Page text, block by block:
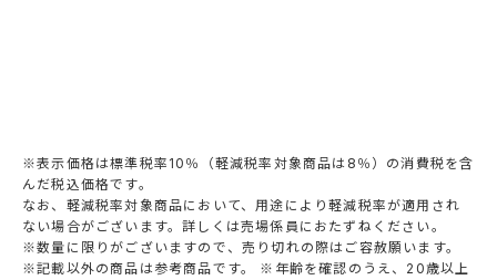
※表示価格は標準税率10％（軽減税率対象商品は8％）の消費税を含
んだ税込価格です。
なお、軽減税率対象商品において、用途により軽減税率が適用され
ない場合がございます。詳しくは売場係員におたずねください。
※数量に限りがございますので、売り切れの際はご容赦願います。
※記載以外の商品は参考商品です。 ※年齢を確認のうえ、20歳以上